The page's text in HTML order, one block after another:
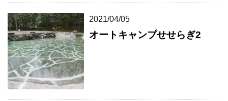
2021/04/05
オートキャンプせせらぎ2